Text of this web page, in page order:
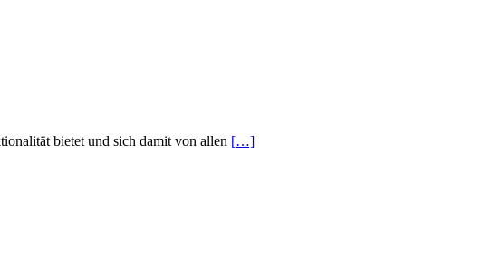
bietet und sich damit von allen […]